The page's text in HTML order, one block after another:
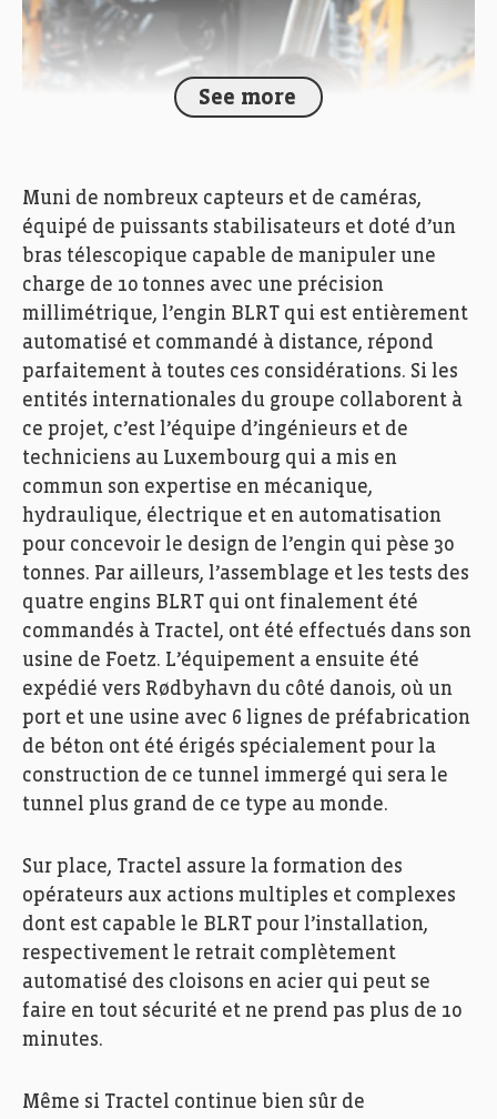
FEDIL, Echo des Entreprises, Zoom, Tractel Secalt,
Photo: Ann Sophie Lindström
FEDIL, Echo des Entreprises, Zoom, Tractel Secalt,
Photo: Ann Sophie Lindström
See more
Muni de nombreux capteurs et de caméras,
équipé de puissants stabilisateurs et doté d’un
bras télescopique capable de manipuler une
charge de 10 tonnes avec une précision
millimétrique, l’engin BLRT qui est entièrement
automatisé et commandé à distance, répond
parfaitement à toutes ces considérations. Si les
entités internationales du groupe collaborent à
ce projet, c’est l’équipe d’ingénieurs et de
techniciens au Luxembourg qui a mis en
commun son expertise en mécanique,
hydraulique, électrique et en automatisation
pour concevoir le design de l’engin qui pèse 30
tonnes. Par ailleurs, l’assemblage et les tests des
quatre engins BLRT qui ont finalement été
commandés à Tractel, ont été effectués dans son
usine de Foetz. L’équipement a ensuite été
expédié vers Rødbyhavn du côté danois, où un
port et une usine avec 6 lignes de préfabrication
de béton ont été érigés spécialement pour la
construction de ce tunnel immergé qui sera le
tunnel plus grand de ce type au monde.
Sur place, Tractel assure la formation des
opérateurs aux actions multiples et complexes
dont est capable le BLRT pour l’installation,
respectivement le retrait complètement
automatisé des cloisons en acier qui peut se
faire en tout sécurité et ne prend pas plus de 10
minutes.
Même si Tractel continue bien sûr de